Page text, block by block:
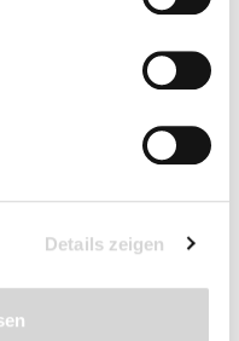
Details zeigen